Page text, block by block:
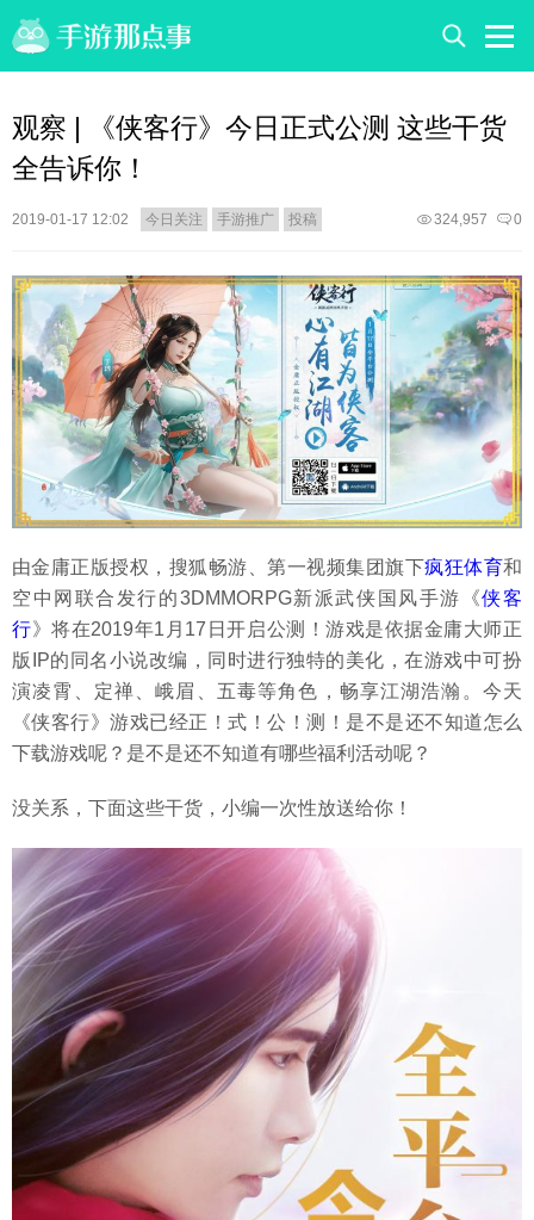
观察 | 《侠客行》今日正式公测 这些干货
全告诉你！
2019-01-17 12:02 今日关注 手游推广 投稿 0
324,957
由金庸正版授权，搜狐畅游、第一视频集团旗下疯狂体育和
空中网联合发行的3DMMORPG新派武侠国风手游《侠客
行》将在2019年1月17日开启公测！游戏是依据金庸大师正
版IP的同名小说改编，同时进行独特的美化，在游戏中可扮
演凌霄、定禅、峨眉、五毒等角色，畅享江湖浩瀚。今天
《侠客行》游戏已经正！式！公！测！是不是还不知道怎么
下载游戏呢？是不是还不知道有哪些福利活动呢？
没关系，下面这些干货，小编一次性放送给你！